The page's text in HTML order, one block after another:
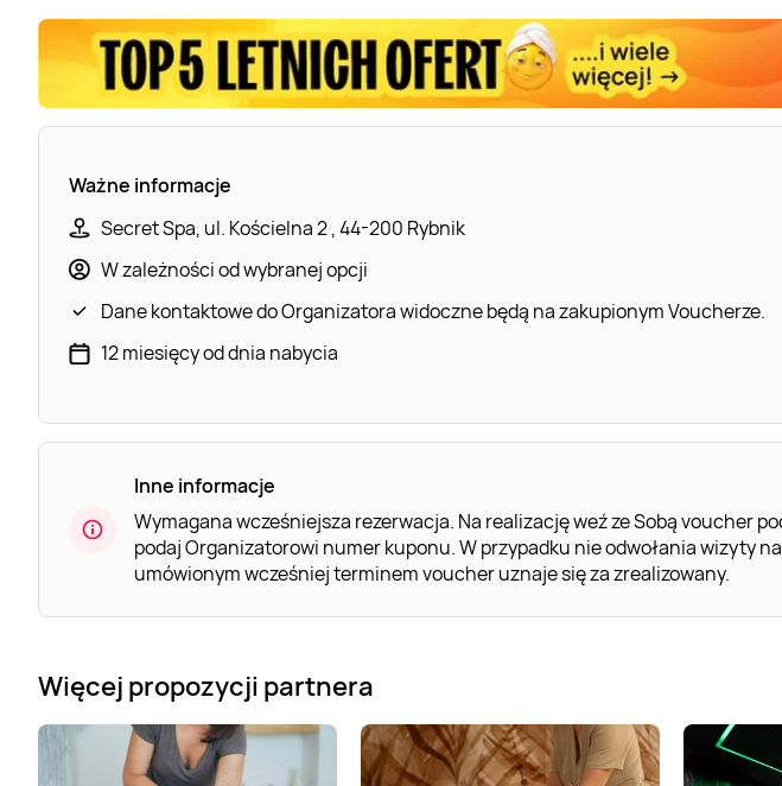
Ważne informacje
Secret Spa, ul. Kościelna 2 , 44-200 Rybnik
W zależności od wybranej opcji
Dane kontaktowe do Organizatora widoczne będą na zakupionym Voucherze.
12 miesięcy od dnia nabycia
Inne informacje
Wymagana wcześniejsza rezerwacja. Na realizację weź ze Sobą voucher
podaj Organizatorowi numer kuponu. W przypadku nie odwołania wizyty
umówionym wcześniej terminem voucher uznaje się za zrealizowany.
Więcej propozycji partnera